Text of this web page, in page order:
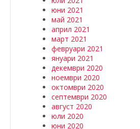
юни 2021
май 2021
април 2021
март 2021
февруари 2021
януари 2021
декември 2020
ноември 2020
октомври 2020
септември 2020
август 2020
юли 2020
юни 2020